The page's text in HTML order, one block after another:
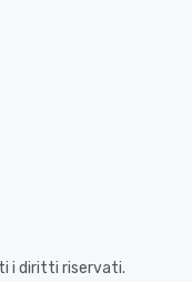
i diritti riservati.